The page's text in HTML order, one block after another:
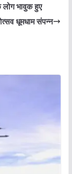
लोग भावुक हुए
धूमधाम संपन्न